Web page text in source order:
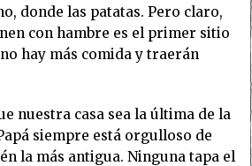
donde las patatas. Pero claro,
con hambre es el primer sitio
hay más comida y traerán
nuestra casa sea la última de la
siempre está orgulloso de
la más antigua. Ninguna tapa el